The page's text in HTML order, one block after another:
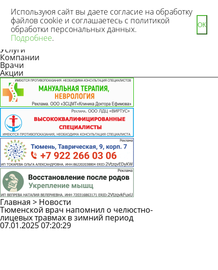
Новости
Статьи
Услуги
Компании
Врачи
Акции
Главная > Новости
Тюменской врач напомнил о челюстно-
лицевых травмах в зимний период
07.01.2025 07:20:29
Используюя сайт вы даете согласие на обработку
файлов cookie и соглашаетесь с политикой
обработки персональных данных.
Подробнее.
ОК